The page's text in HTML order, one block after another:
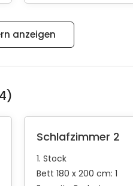
anzeigen
Schlafzimmer 2
1. Stock
Bett 180 x 200 cm: 1